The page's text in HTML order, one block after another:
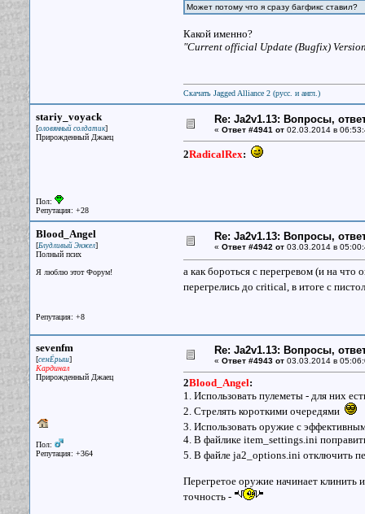
Может потому что я сразу багфикс ставил?
Какой именно?
"Current official Update (Bugfix)
Скачать Jagged Alliance 2 (русс. и англ.)
stariy_voyack
[оловянный солдатик]
Прирожденный Джаец
Пол:
Репутация: +28
Re: Ja2v1.13: Вопросы,
« Ответ #4941 от02.03.2014 в
2RadicalRex:
Blood_Angel
[Блудливый Энжел]
Полный псих
Я люблю этот Форум!
Репутация: +8
Re: Ja2v1.13: Вопросы,
« Ответ #4942 от03.03.2014 в
а как бороться с перегревом (и на что
перегрелись до critical, в итоге с
sevenfm
[семЁрыш]
Кардинал
Прирожденный Джаец
Пол:
Репутация: +364
Re: Ja2v1.13: Вопросы,
« Ответ #4943 от03.03.2014 в
2Blood_Angel:
1. Использовать пулеметы - для них
2. Стрелять короткими очередями
3. Использовать оружие с
4. В файлике item_settings.ini
5. В файле ja2_options.ini отключить
Перегретое оружие начинает клинить
точность -